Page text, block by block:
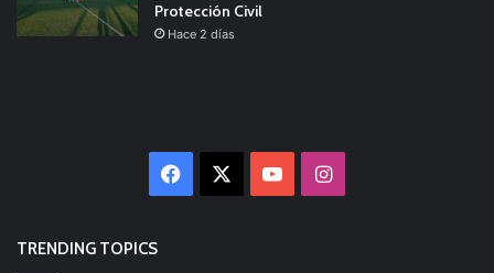
Protección Civil
Hace 2 días
Facebook YouTubeInstagram
TRENDING TOPICS